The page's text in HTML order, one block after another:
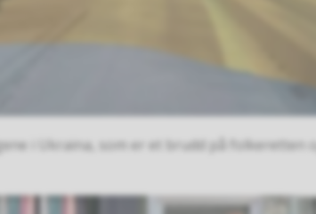
i Ukraina, som er et brudd på folkeretten